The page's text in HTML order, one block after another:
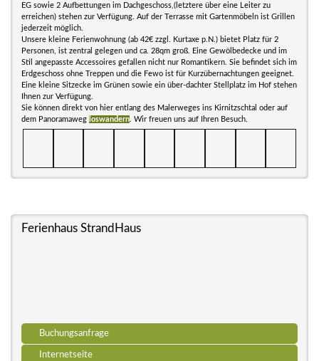
EG sowie 2 Aufbettungen im Dachgeschoss,(letztere über eine Leiter zu
erreichen) stehen zur Verfügung. Auf der Terrasse mit Gartenmöbeln ist Grillen
jederzeit möglich.
Unsere kleine Ferienwohnung (ab 42€ zzgl. Kurtaxe p.N.) bietet Platz für 2
Personen, ist zentral gelegen und ca. 28qm groß. Eine Gewölbedecke und im
Stil angepasste Accessoires gefallen nicht nur Romantikern. Sie befindet sich im
Erdgeschoss ohne Treppen und die Fewo ist für Kurzübernachtungen geeignet.
Eine kleine Sitzecke im Grünen sowie ein über-dachter Stellplatz im Hof stehen
Ihnen zur Verfügung.
Sie können direkt von hier entlang des Malerweges ins Kirnitzschtal oder auf
dem Panoramaweg loswandern . Wir freuen uns auf Ihren Besuch.
Ferienhaus StrandHaus
Buchungsanfrage
Internetseite